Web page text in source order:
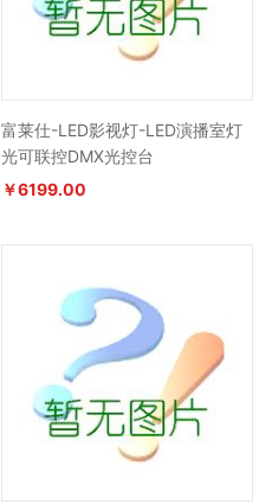
富莱仕-LED影视灯-LED演播室灯
光可联控DMX光控台
￥6199.00